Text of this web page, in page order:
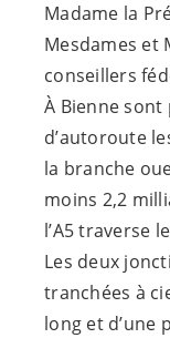
Madame la
Mesdames et
conseillers
À Bienne
d’autoroute
la branche
moins 2,2
l’A5 traverse
Les deux
tranchées à
long et d’une